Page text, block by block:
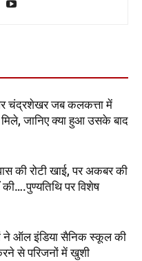
चंद्रशेखर जब कलकत्ता में
जानिए क्या हुआ उसके बाद
की रोटी खाई, पर अकबर की
पर विशेष
ने ऑल इंडिया सैनिक स्कूल की
से परिजनों में खुशी